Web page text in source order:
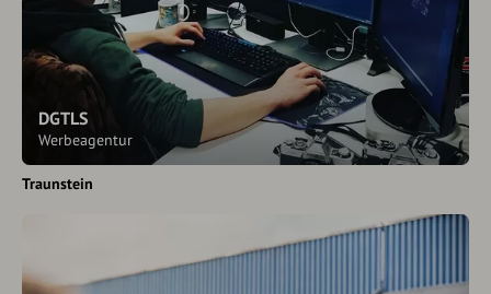
DGTLS
Werbeagentur
Traunstein